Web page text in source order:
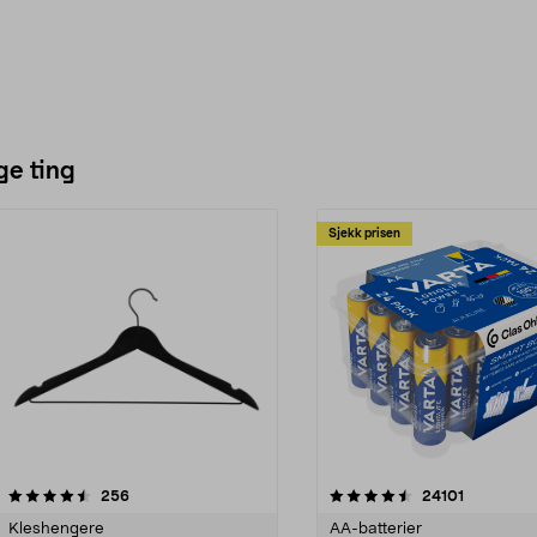
ting
256anmeldelser
Kleshengere
Sjekk prisen
4.5av 5 stjerner 24101
AA-batterier
4.5av 5 stjerner